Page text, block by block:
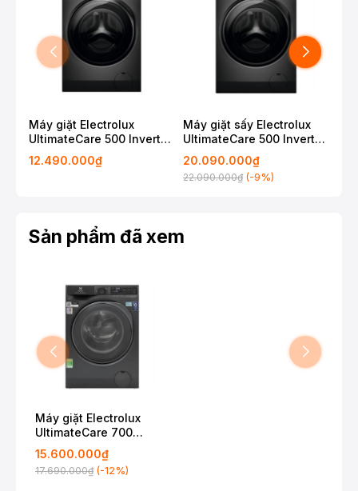
Máy giặt Electrolux
UltimateCare 500 Inverter
11 kg EWF1143P5SC
12.490.000₫
Máy giặt sấy Electrolux
UltimateCare 500 Inverter
13 kg EWW1343P5SC
20.090.000₫
22.090.000₫ (-9%)
Sản phẩm đã xem
Máy giặt Electrolux
UltimateCare 700
Inverter 11 kg
EWF1143R7SC
15.600.000₫
17.690.000₫ (-12%)